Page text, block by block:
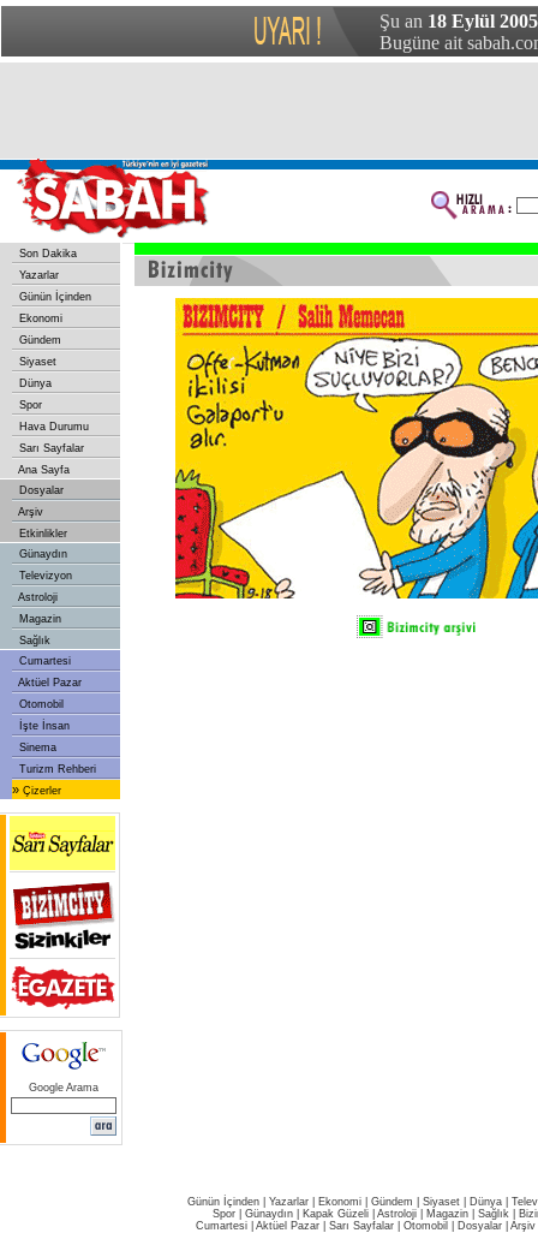
Şu an 18 Eylül
Bugüne ait
Son Dakika
Yazarlar
Günün İçinden
Ekonomi
Gündem
Siyaset
Dünya
Spor
Hava Durumu
Sarı Sayfalar
Ana Sayfa
Dosyalar
Arşiv
Etkinlikler
Günaydın
Televizyon
Astroloji
Magazin
Sağlık
Cumartesi
Aktüel Pazar
Otomobil
İşte İnsan
Sinema
Turizm Rehberi
» Çizerler
Google Arama
Günün İçinden Yazarlar Ekonomi Gündem Siyaset Dünya |
Spor
Günaydın Kapak Güzeli Astroloji Magazin Sağlık
Cumartesi| Aktüel Pazar| Sarı Sayfalar| Otomobil Dosyalar| Arşiv